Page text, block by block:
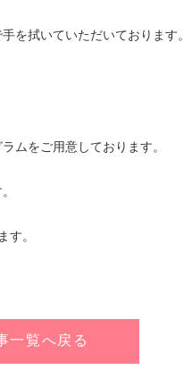
を拭いていただいております。
ムをご用意しております。
す。
覧へ戻る